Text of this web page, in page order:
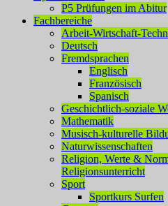
P5 Prüfungen im Abitur
Fachbereiche
Arbeit-Wirtschaft-
Deutsch
Fremdsprachen
Englisch
Französisch
Spanisch
Geschichtlich-soziale
Mathematik
Musisch-kulturelle
Naturwissenschaften
Religion, Werte &
Religionsunterricht
Sport
Sportkurs Surfen